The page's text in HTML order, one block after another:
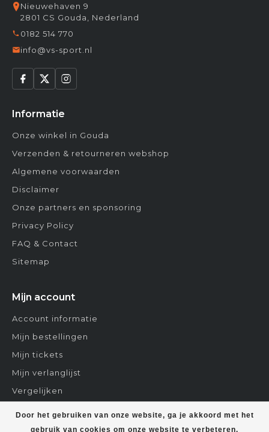
Door het gebruiken van onze website, ga je akkoord met het
gebruik van cookies om onze website te verbeteren.
Nieuwehaven 9
2801 CS Gouda, Nederland
0182 514 770
info@vs-sport.nl
Informatie
Onze winkel in Gouda
Verzenden & retourneren webshop
Algemene voorwaarden
Disclaimer
Onze partners en sponsoring
Privacy Policy
FAQ & Contact
Sitemap
Mijn account
Account informatie
Mijn bestellingen
Mijn tickets
Mijn verlanglijst
Vergelijken